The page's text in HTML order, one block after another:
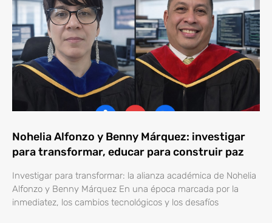
Nohelia Alfonzo y Benny Márquez: investigar
para transformar, educar para construir paz
Investigar para transformar: la alianza académica de Nohelia
Alfonzo y Benny Márquez En una época marcada por la
inmediatez, los cambios tecnológicos y los desafíos